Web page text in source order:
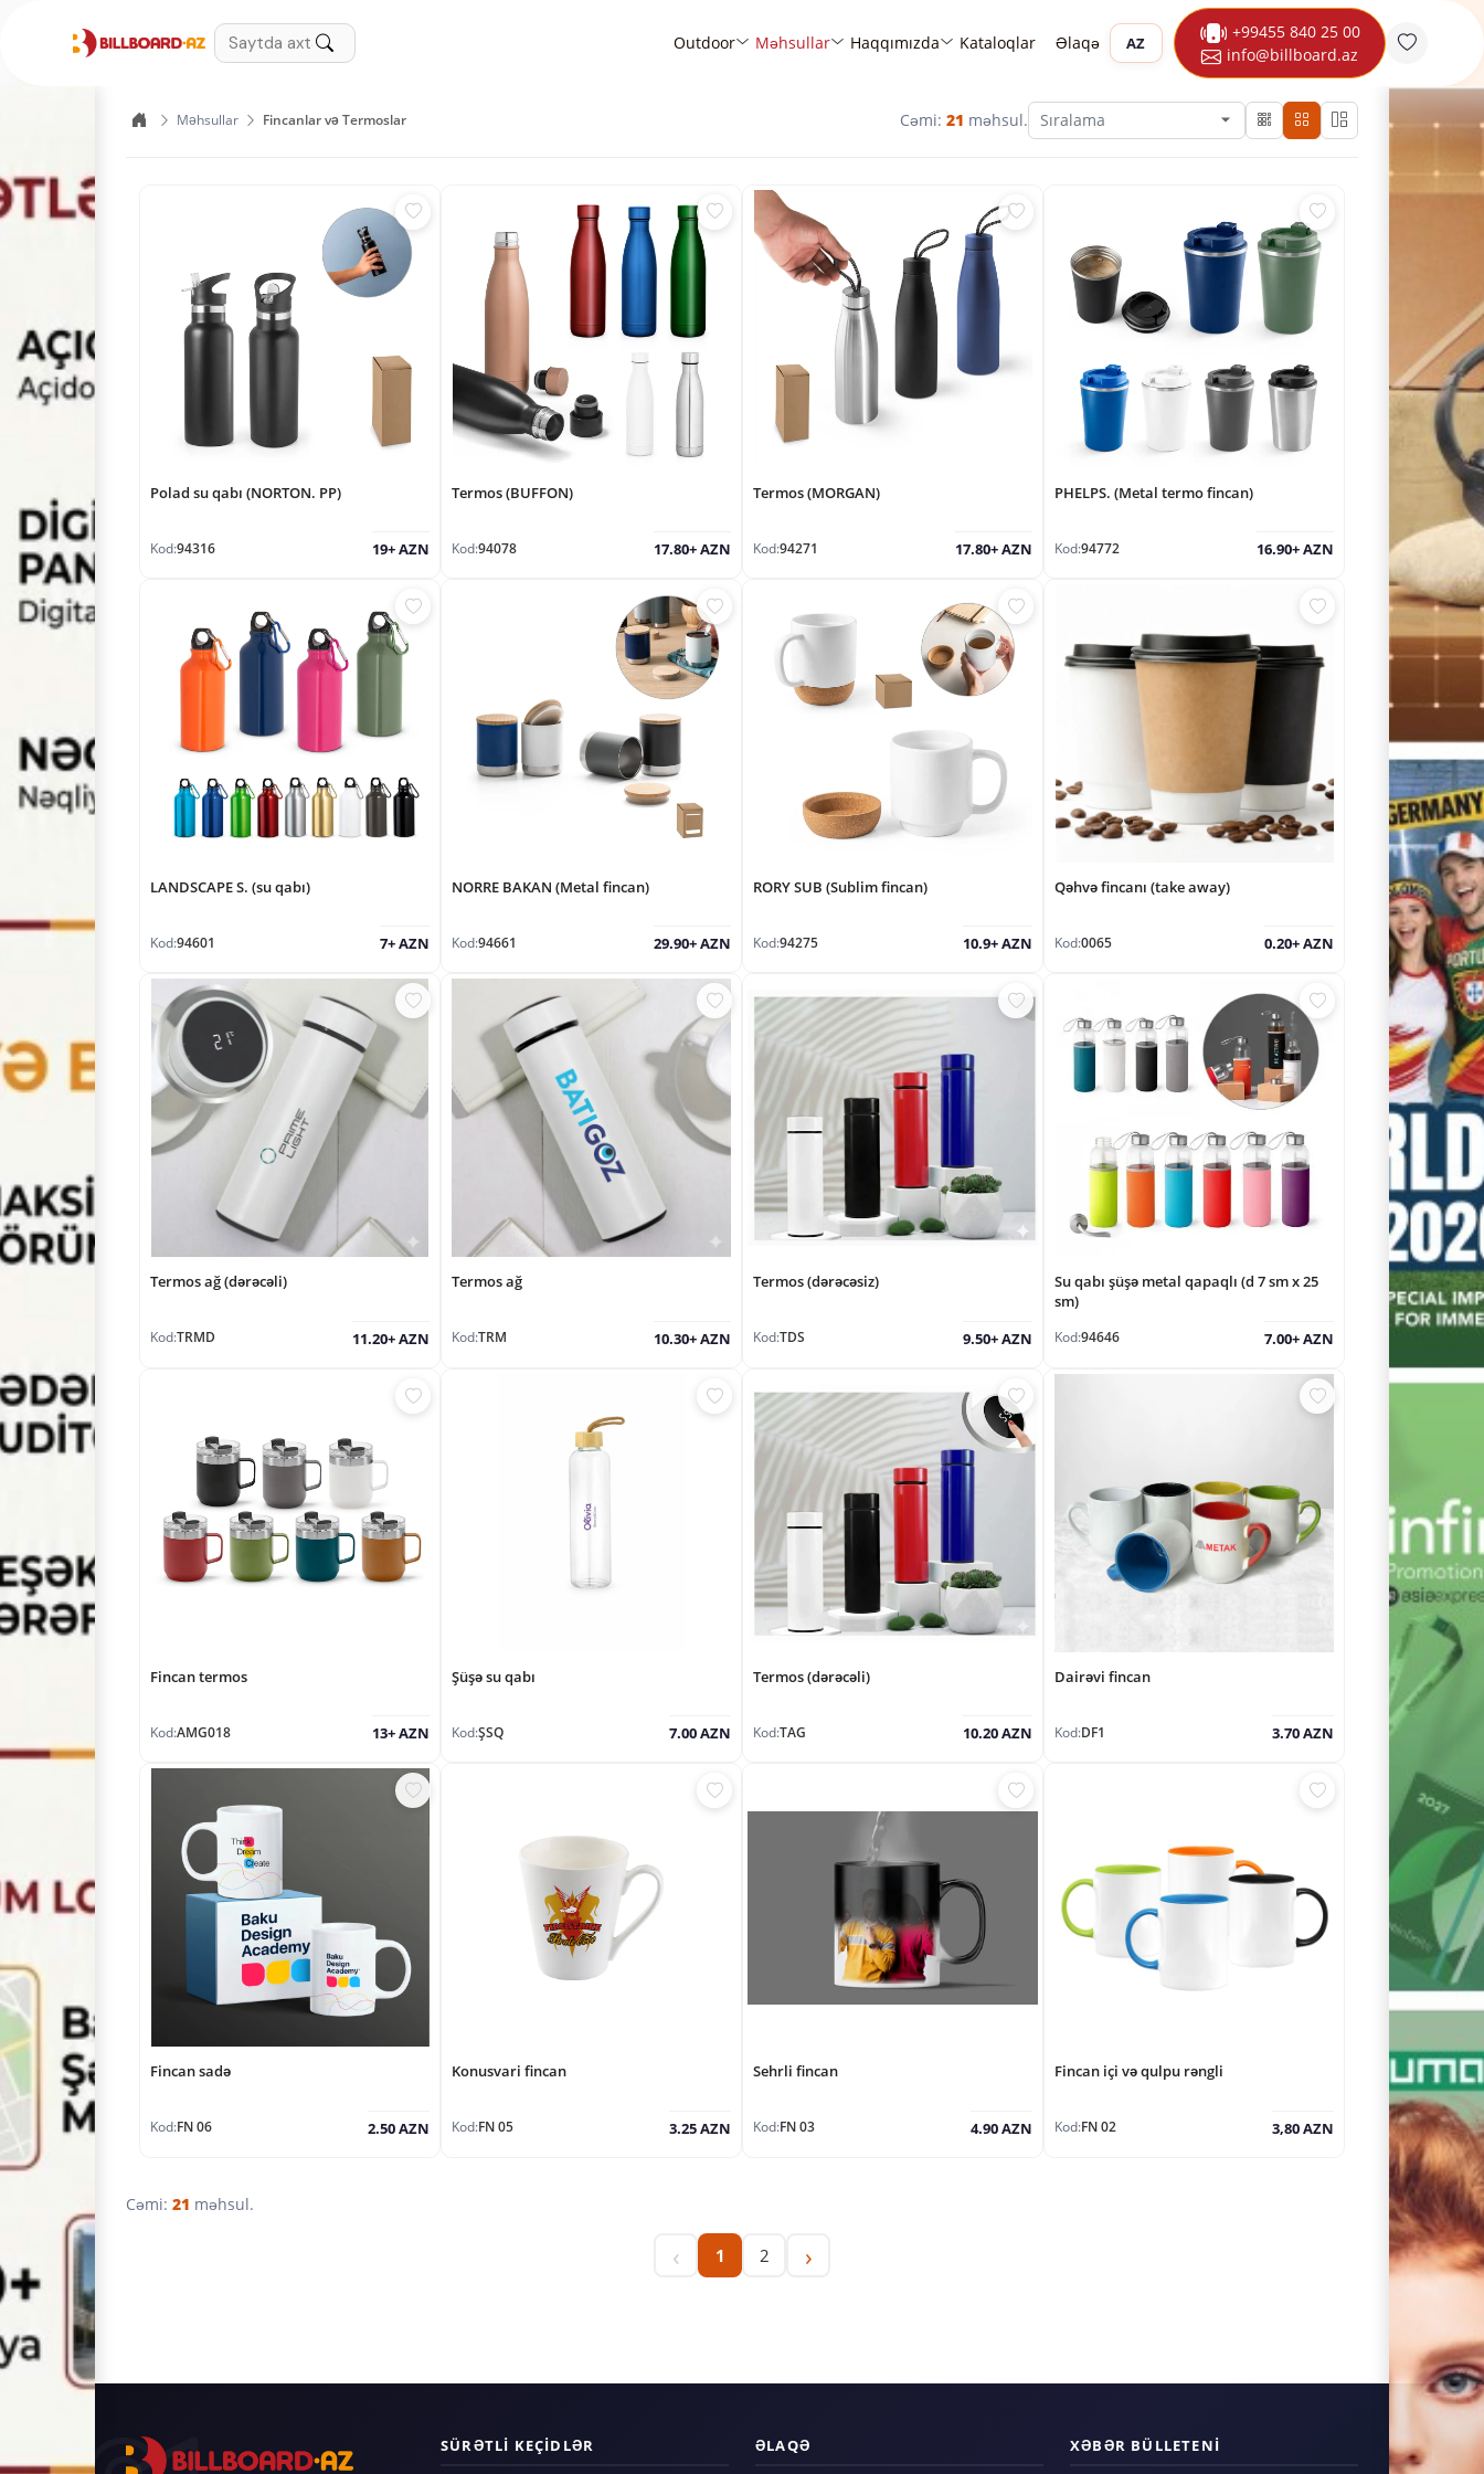
Outdoor Məhsullar Haqqımızda Kataloqlar Əlaqə AZ
+99455 840 25 00
info@billboard.az
Məhsullar Fincanlar və Termoslar Cəmi: 21 məhsul.
Polad su qabı (NORTON. PP)
Kod:94316 19+ AZN
Termos (BUFFON)
Kod:94078 17.80+ AZN
Termos (MORGAN)
Kod:94271 17.80+ AZN
PHELPS. (Metal termo fincan)
Kod:94772 16.90+ AZN
LANDSCAPE S. (su qabı)
Kod:94601 7+ AZN
NORRE BAKAN (Metal fincan)
Kod:94661 29.90+ AZN
RORY SUB (Sublim fincan)
Kod:94275 10.9+ AZN
Qəhvə fincanı (take away)
Kod:0065 0.20+ AZN
Termos ağ (dərəcəli)
Kod:TRMD 11.20+ AZN
Termos ağ
Kod:TRM 10.30+ AZN
Termos (dərəcəsiz)
Kod:TDS 9.50+ AZN
Su qabı şüşə metal qapaqlı (d 7 sm x 25
sm)
Kod:94646 7.00+ AZN
Fincan termos
Kod:AMG018 13+ AZN
Şüşə su qabı
Kod:ŞSQ 7.00 AZN
Termos (dərəcəli)
Kod:TAG 10.20 AZN
Dairəvi fincan
Kod:DF1 3.70 AZN
Fincan sadə
Kod:FN 06 2.50 AZN
Konusvari fincan
Kod:FN 05 3.25 AZN
Sehrli fincan
Kod:FN 03 4.90 AZN
Fincan içi və qulpu rəngli
Kod:FN 02 3,80 AZN
Cəmi: 21 məhsul.
‹ 1 2 ›
SÜRƏTLI KEÇIDLƏR ƏLAQƏ XƏBƏR BÜLLETENI